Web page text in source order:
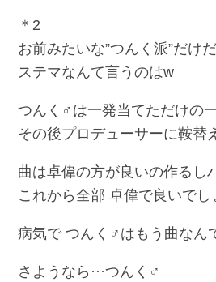
＊2
お前みたいな”つんく派”だけ
ステマなんて言うのはw
つんく♂は一発当てただけの
その後プロデューサーに鞍替
曲は卓偉の方が良いの作るし
これから全部 卓偉で良いでし
病気で つんく♂はもう曲なん
さようなら···つんく♂